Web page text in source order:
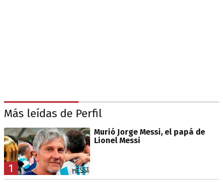
Más leídas de Perfil
1
Murió Jorge Messi, el papá de
Lionel Messi